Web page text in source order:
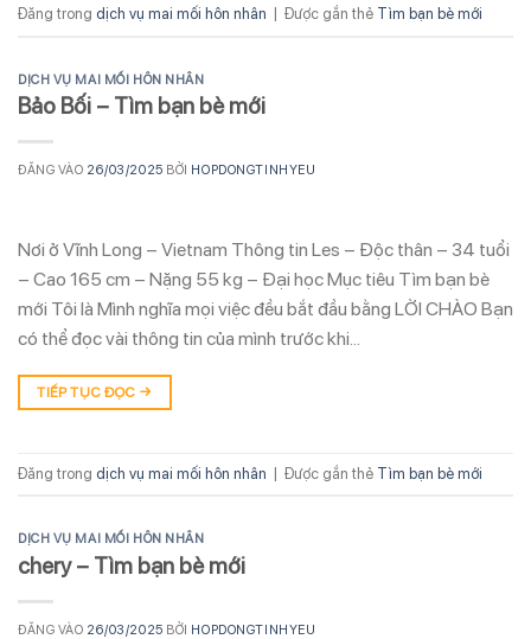
Đăng trong dịch vụ mai mối hôn nhân Được gắn thẻ Tìm bạn bè mới
DỊCH VỤ MAI MỐI HÔN NHÂN
Bảo Bối – Tìm bạn bè mới
ĐĂNG VÀO 26/03/2025 BỞI HOPDONGTINHYEU
Nơi ở Vĩnh Long – Vietnam Thông tin Les – Độc thân – 34 tuổi
– Cao 165 cm – Nặng 55 kg – Đại học Mục tiêu Tìm bạn bè
mới Tôi là Mình nghĩa mọi việc đều bắt đầu bằng LỜI CHÀO Bạn
có thể đọc vài thông tin của mình trước khi…
TIẾP TỤC ĐỌC →
Đăng trong dịch vụ mai mối hôn nhân | Được gắn thẻ Tìm bạn bè mới
DỊCH VỤ MAI MỐI HÔN NHÂN
chery – Tìm bạn bè mới
ĐĂNG VÀO 26/03/2025 BỞI HOPDONGTINHYEU